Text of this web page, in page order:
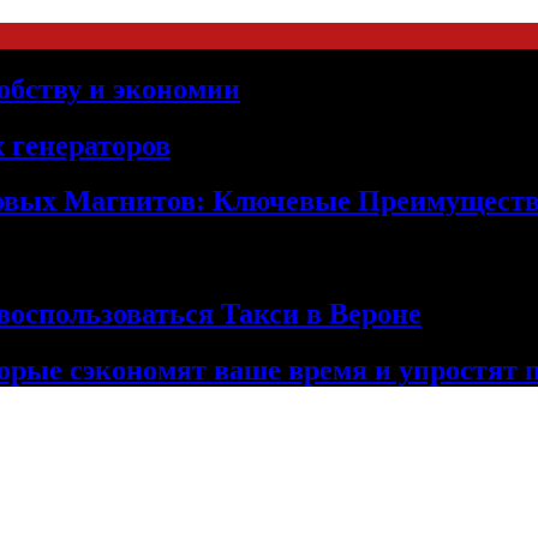
и экономии
Магнитов: Ключевые
Такси в Вероне
сэкономят ваше время и упростят